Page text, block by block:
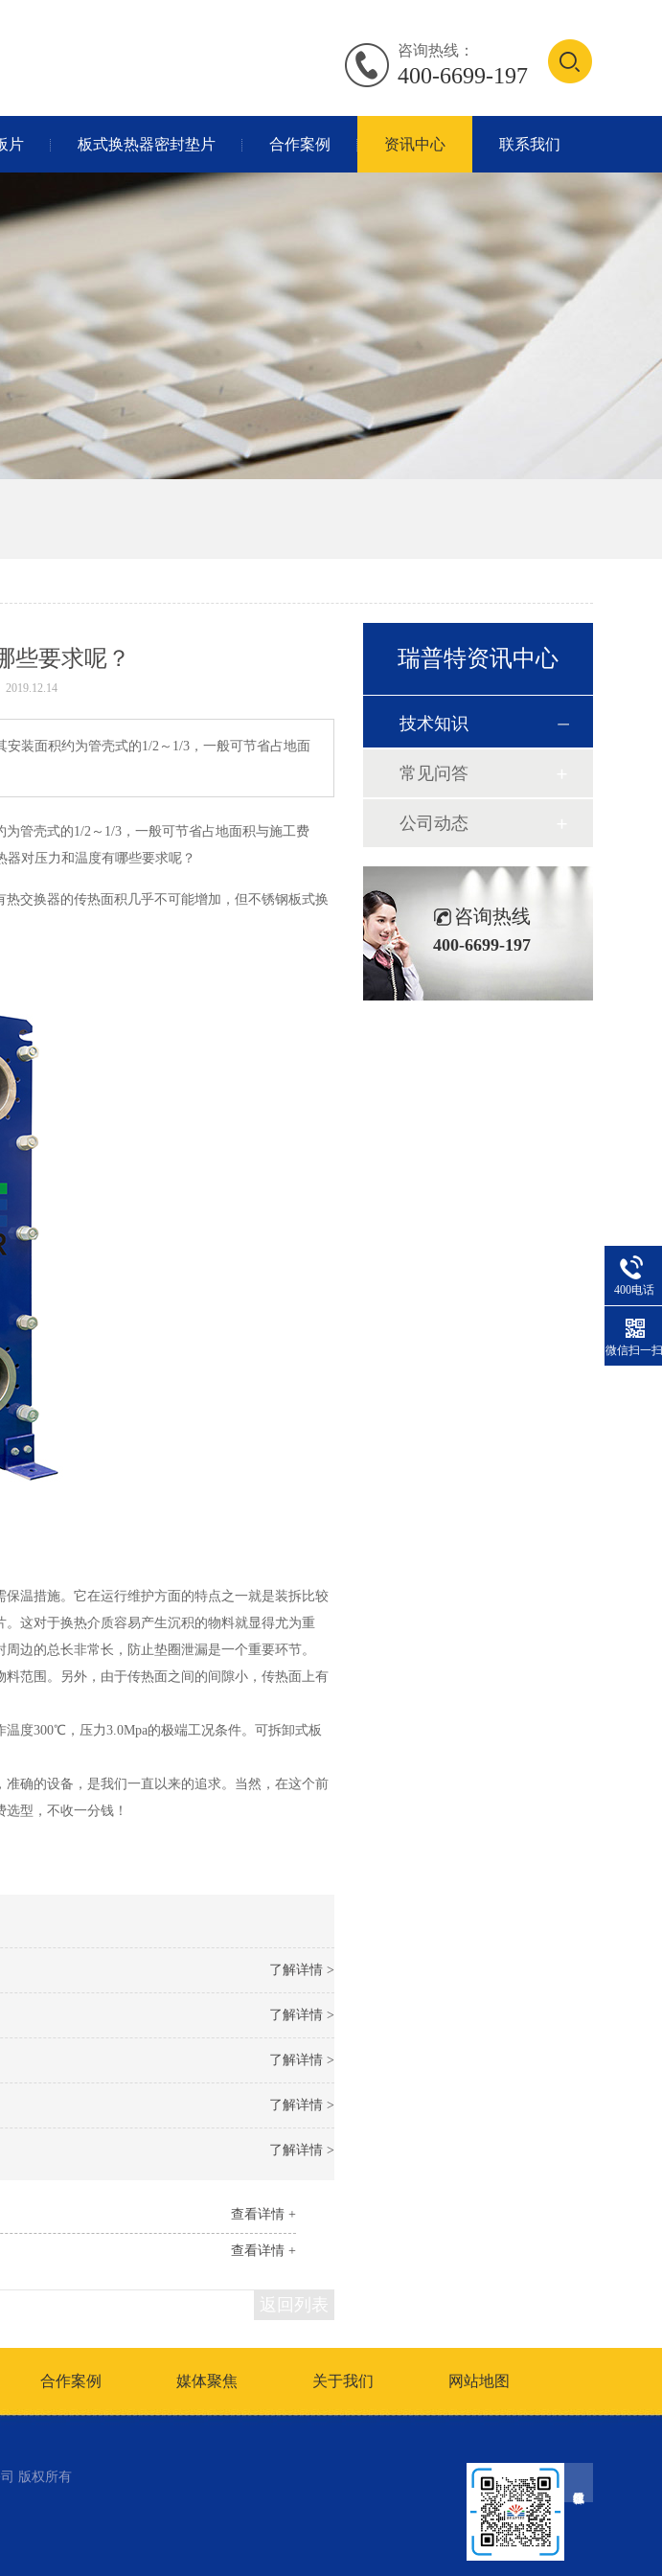
咨询热线：
400-6699-197
片 板式换热器密封垫片 合作案例 资讯中心 联系我们
些要求呢？
装面积约为管壳式的1/2～1/3，一般可节省占地面
管壳式的1/2～1/3，一般可节省占地面积与施工费
器对压力和温度有哪些要求呢？
交换器的传热面积几乎不可能增加，但不锈钢板式换
温措施。它在运行维护方面的特点之一就是装拆比较
这对于换热介质容易产生沉积的物料就显得尤为重
边的总长非常长，防止垫圈泄漏是一个重要环节。
范围。另外，由于传热面之间的间隙小，传热面上有
度300℃，压力3.0Mpa的极端工况条件。可拆卸式板
确的设备，是我们一直以来的追求。当然，在这个前
型，不收一分钱！
了解详情 >
了解详情 >
了解详情 >
了解详情 >
了解详情 >
查看详情 +
查看详情 +
返回列表
瑞普特资讯中心
技术知识
常见问答
公司动态
咨询热线
400-6699-197
合作案例 媒体聚焦 关于我们 网站地图
版权所有
400电话
微信扫一扫